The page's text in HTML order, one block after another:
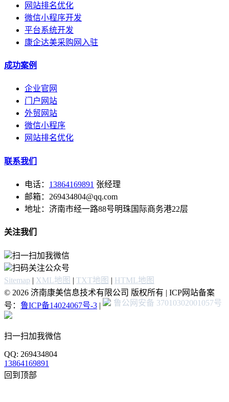
网站排名优化
微信小程序开发
平台系统开发
康企达美采购网入驻
成功案例
企业官网
门户网站
外贸网站
微信小程序
网站排名优化
联系我们
电话： 13864169891 张经理
邮箱：269434804@qq.com
地址：济南市经一路88号明珠国际商务港22层
关注我们
扫一扫加我微信
扫码关注公众号
Sitemap | XML地图 | TXT地图 | HTML地图
© 2026 济南康美信息技术有限公司 版权所有 | ICP网站备案
号： 鲁ICP备14024067号-3 | 鲁公网安备 37010302001057号
扫一扫加我微信
QQ: 269434804
13864169891
回到顶部